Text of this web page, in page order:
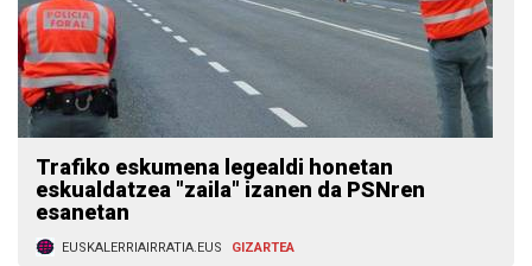
Trafiko eskumena legealdi honetan
eskualdatzea "zaila" izanen da PSNren
esanetan
EUSKALERRIAIRRATIA.EUS GIZARTEA